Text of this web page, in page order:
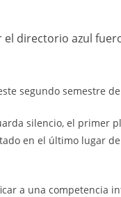
el directorio azul
segundo semestre
silencio, el primer
en el último lugar
a una competencia